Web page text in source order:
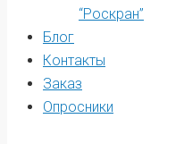
“Роскран”
Блог
Контакты
Заказ
Опросники